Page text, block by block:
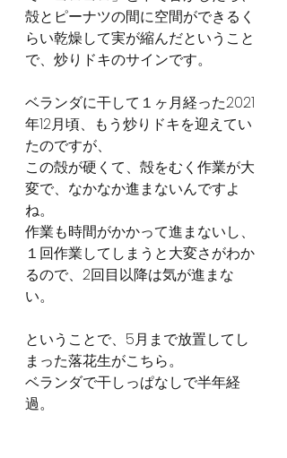
殻とピーナツの間に空間ができるく
らい乾燥して実が縮んだということ
で、炒りドキのサインです。
ベランダに干して１ヶ月経った2021
年12月頃、もう炒りドキを迎えてい
たのですが、
この殻が硬くて、殻をむく作業が大
変で、なかなか進まないんですよ
ね。
作業も時間がかかって進まないし、
１回作業してしまうと大変さがわか
るので、2回目以降は気が進まな
い。
ということで、5月まで放置してし
まった落花生がこちら。
ベランダで干しっぱなしで半年経
過。